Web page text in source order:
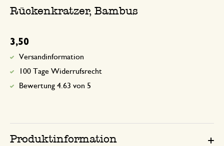
Rückenkratzer, Bambus
3,50
Versandinformation
100 Tage Widerrufsrecht
Bewertung 4.63 von 5
Produktinformation